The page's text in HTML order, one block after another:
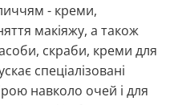
- креми,
макіяжу, а також
скраби, креми для
спеціалізовані
навколо очей і для